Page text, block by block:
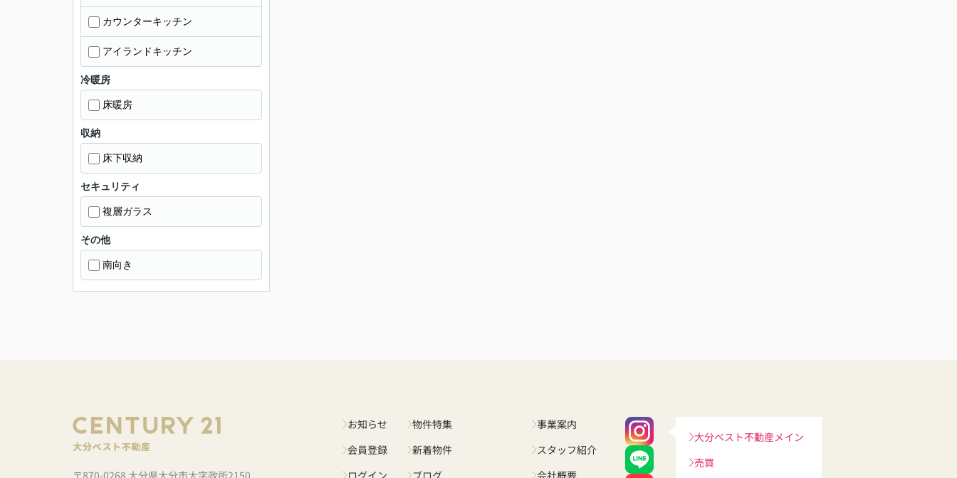
カウンターキッチン
アイランドキッチン
冷暖房
床暖房
収納
床下収納
セキュリティ
複層ガラス
その他
南向き
〒870-0268 大分県大分市大字政所2150
お知らせ
会員登録
ログイン
物件特集
新着物件
ブログ
事業案内
スタッフ紹介
会社概要
大分ベスト不動産メイン
売買